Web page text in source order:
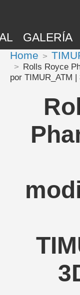
GALERÍA
Home
Rolls Royce
por TIMUR_ATM |